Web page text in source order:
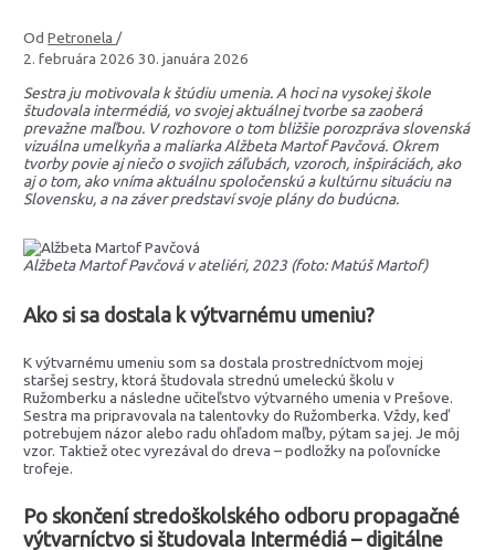
Od Petronela /
2. februára 2026 30. januára 2026
Sestra ju motivovala k štúdiu umenia. A hoci na vysokej škole
študovala intermédiá, vo svojej aktuálnej tvorbe sa zaoberá
prevažne maľbou. V rozhovore o tom bližšie porozpráva slovenská
vizuálna umelkyňa a maliarka Alžbeta Martof Pavčová. Okrem
tvorby povie aj niečo o svojich záľubách, vzoroch, inšpiráciách, ako
aj o tom, ako vníma aktuálnu spoločenskú a kultúrnu situáciu na
Slovensku, a na záver predstaví svoje plány do budúcna.
Alžbeta Martof Pavčová v ateliéri, 2023 (foto: Matúš Martof)
Ako si sa dostala k výtvarnému umeniu?
K výtvarnému umeniu som sa dostala prostredníctvom mojej
staršej sestry, ktorá študovala strednú umeleckú školu v
Ružomberku a následne učiteľstvo výtvarného umenia v Prešove.
Sestra ma pripravovala na talentovky do Ružomberka. Vždy, keď
potrebujem názor alebo radu ohľadom maľby, pýtam sa jej. Je môj
vzor. Taktiež otec vyrezával do dreva – podložky na poľovnícke
trofeje.
Po skončení stredoškolského odboru propagačné
výtvarníctvo si študovala Intermédiá – digitálne